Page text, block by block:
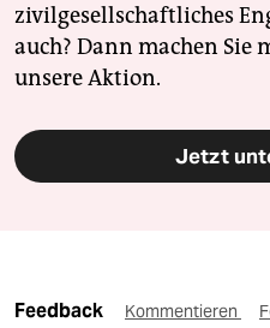
zivilgesellschaftliches
auch? Dann machen Sie
unsere Aktion.
Jetzt
Feedback Kommentieren